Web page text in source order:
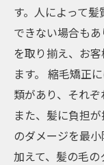
す。人によって
できない場合も
を取り揃え、お
ます。 縮毛矯正
類があり、それぞ
また、髪に負担
のダメージを最
加えて、髪の毛